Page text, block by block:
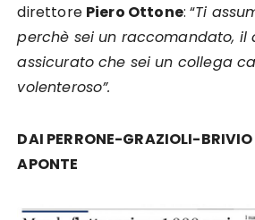
direttore Piero Ottone: “Ti
perchè sei un raccomandato, il
assicurato che sei un collega
volenteroso”.
DAI PERRONE-GRAZIOLI-
APONTE